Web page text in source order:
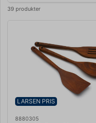
39 produkter
LARSEN PRIS
8880305